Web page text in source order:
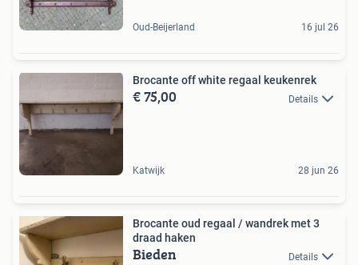
Oud-Beijerland 16 jul 26
Brocante off white regaal keukenrek
€ 75,00 Details
Katwijk 28 jun 26
Brocante oud regaal / wandrek met 3
draad haken
Bieden Details